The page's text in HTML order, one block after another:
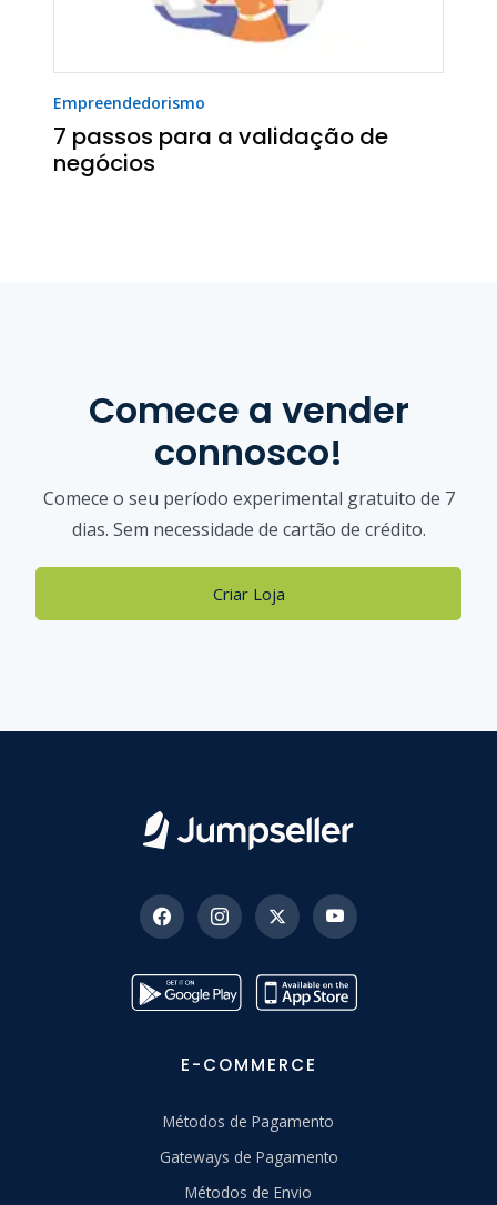
Empreendedorismo
7 passos para a validação de
negócios
Comece a vender
connosco!
Comece o seu período experimental gratuito de 7
dias. Sem necessidade de cartão de crédito.
Criar Loja
E-COMMERCE
Métodos de Pagamento
Gateways de Pagamento
Métodos de Envio